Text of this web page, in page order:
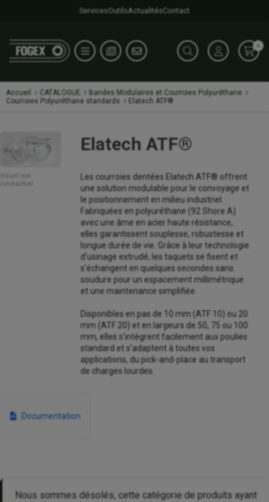
ServicesOutilsActualitésContact
0
Accueil CATALOGUE
Bandes Modulaires et Courroies Polyuréthane
Courroies Polyuréthane standards
Elatech ATF®
Elatech ATF®
Les courroies dentées Elatech ATF® offrent
une solution modulable pour le convoyage et
le positionnement en milieu industriel.
Fabriquées en polyuréthane (92 Shore A)
avec une âme en acier haute résistance,
elles garantissent souplesse, robustesse et
longue durée de vie. Grâce à leur technologie
d’usinage extrudé, les taquets se fixent et
s’échangent en quelques secondes sans
soudure pour un espacement millimétrique
et une maintenance simplifiée.
Disponibles en pas de 10 mm (ATF 10) ou 20
mm (ATF 20) et en largeurs de 50, 75 ou 100
mm, elles s’intègrent facilement aux poulies
standard et s’adaptent à toutes vos
applications, du pick-and-place au transport
de charges lourdes.
Documentation
Nous sommes désolés, cette catégorie de produits ayant